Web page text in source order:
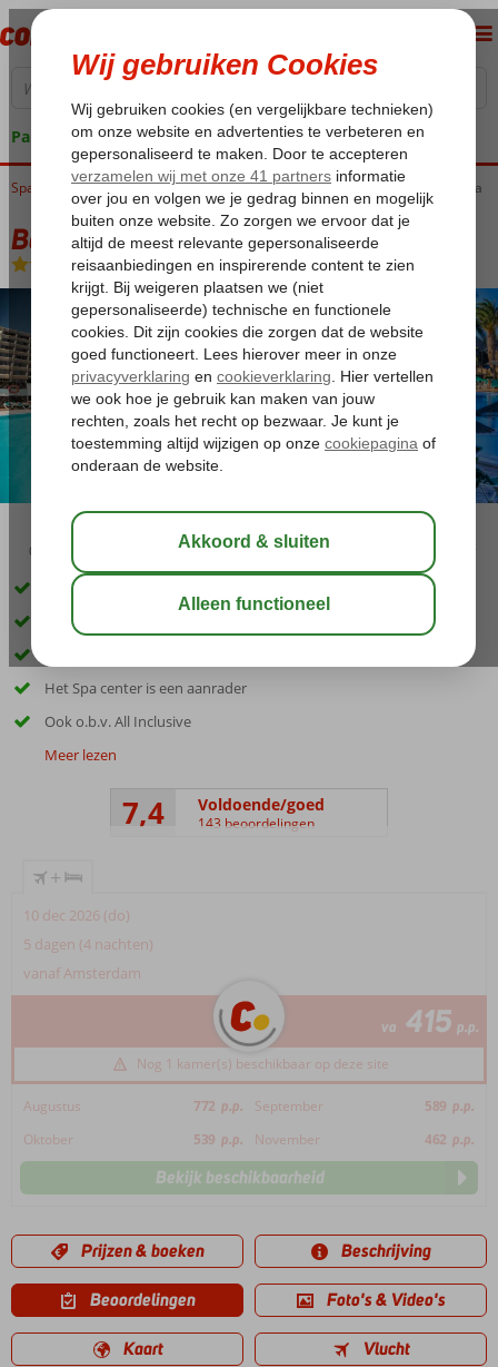
Pakketgarantie
Home
Spanje Canarische Eilanden Lanzarote Costa Teguise Beatriz Costa & Spa
Beatriz Costa & Spa
Logies en ontbijt -Hotel
04:30 aug 28°C
Heerlijk rustig gelegen
Ruim opgezet complex; ca. 2.000 m2 aan buitenzwembaden
Het Spa center is een aanrader
Ook o.b.v. All Inclusive
Meer lezen
7,4 Voldoende/goed
143 beoordelingen
+
10 dec 2026 (do)
5 dagen (4 nachten)
vanaf Amsterdam
va 415 p.p.
Nog 1 kamer(s) beschikbaar op deze site
Augustus 772 p.p. September 589 p.p.
Oktober
539 p.p. November 462 p.p.
Bekijk beschikbaarheid
Prijzen & boeken Beschrijving
Beoordelingen Foto's & Video's
Kaart Vlucht